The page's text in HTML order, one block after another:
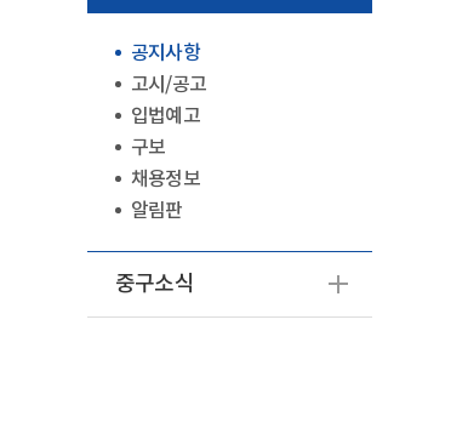
공지사항
고시/공고
입법예고
구보
채용정보
알림판
중구소식